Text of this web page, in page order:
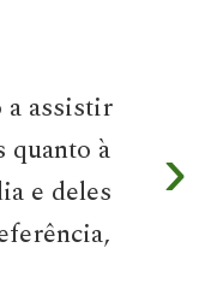
›
a assistir
quanto à
e deles